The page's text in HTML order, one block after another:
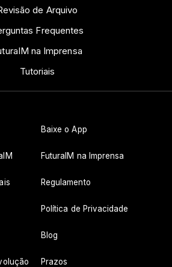
de Arquivo
Frequentes
na Imprensa
Tutoriais
Baixe o App
FuturaIM na Imprensa
Regulamento
Política de Privacidade
Blog
Prazos